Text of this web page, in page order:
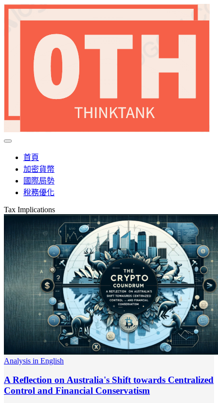
首頁
加密貨幣
國際局勢
稅務優化
Tax Implications
Analysis in English
A Reflection on Australia's Shift towards Centralized
Control and Financial Conservatism